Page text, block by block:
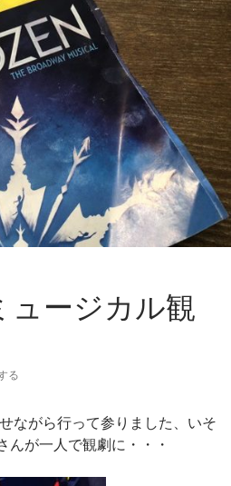
ュージカル観
る
ながら行って参りました、いそ
んが一人で観劇に・・・